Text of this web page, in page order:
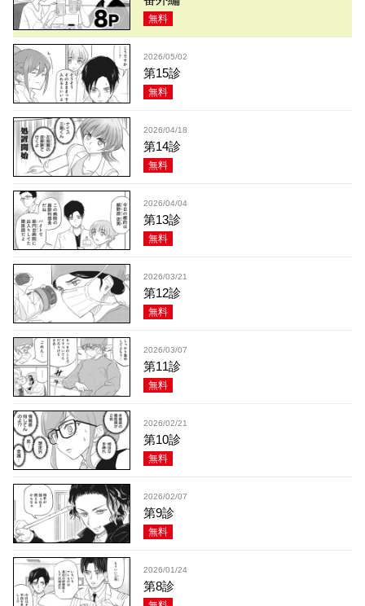
無料
2026/05/02
第15診
無料
2026/04/18
第14診
無料
2026/04/04
第13診
無料
2026/03/21
第12診
無料
2026/03/07
第11診
無料
2026/02/21
第10診
無料
2026/02/07
第9診
無料
2026/01/24
第8診